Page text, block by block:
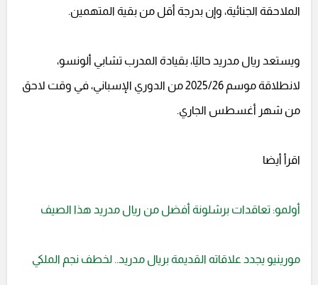
الملاحقة الجنائية، وإن بدرجة أقل من بقية المتهمين.
ويستعد ريال مدريد حاليًا، بقيادة المدرب تشابي ألونسو،
لانطلاقة موسم 2025/26 من الدوري الإسباني، في وقت لاحق
من شهر أغسطس الجاري.
اقرأ أيضا
أولمو: تعاقدات برشلونة أفضل من ريال مدريد هذا الصيف
مورينيو يجدد علاقاته القديمة بريال مدريد.. لخطف نجم الملكي